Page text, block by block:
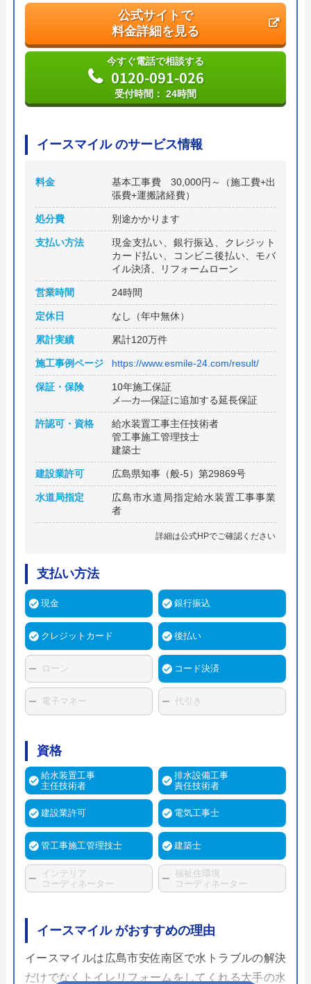
公式サイトで
料金詳細を見る
今すぐ電話で相談する
0120-091-026
受付時間： 24時間
イースマイル のサービス情報
料金
基本工事費 30,000円～（施工費+出
張費+運搬諸経費）
処分費 別途かかります
支払い方法
現金支払い、銀行振込、クレジット
カード払い、コンビニ後払い、モバ
イル決済、リフォームローン
営業時間 24時間
定休日 なし（年中無休）
累計実績 累計120万件
施工事例ページ https://www.esmile-24.com/result/
保証・保険
10年施工保証
メ―カ―保証に追加する延長保証
許認可・資格
給水装置工事主任技術者
管工事施工管理技士
建築士
建設業許可 広島県知事（般-5）第29869号
水道局指定
広島市水道局指定給水装置工事事業
者
詳細は公式HPでご確認ください
支払い方法
現金 銀行振込
クレジットカード 後払い
ローン コード決済
電子マネー 代引き
資格
給水装置工事
主任技術者
排水設備工事
責任技術者
建設業許可 電気工事士
管工事施工管理技士 建築士
インテリア
コーディネーター
福祉住環境
コーディネーター
イースマイル がおすすめの理由
イースマイルは広島市安佐南区で水トラブルの解決
だけでなくトイレリフォームをしてくれる大手の水